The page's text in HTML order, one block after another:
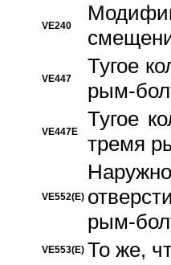
VE240
VE447
Тугое
рым-
VE447E
Тугое
тремя
VE552(E)
рым-
VE553(E) То же,